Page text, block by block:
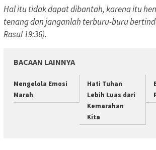
Hal itu tidak dapat dibantah, karena itu
tenang dan janganlah terburu-buru
Rasul 19:36).
BACAAN LAINNYA
Mengelola Emosi
Marah
Hati Tuhan
Lebih Luas dari
Kemarahan
Kita